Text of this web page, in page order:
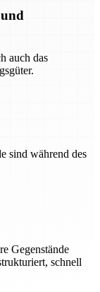
auch das
sind während des
Gegenstände
schnell